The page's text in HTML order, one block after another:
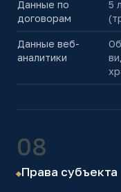
Данные по
договорам
5
Данные веб-
аналитики
08
Права субъекта